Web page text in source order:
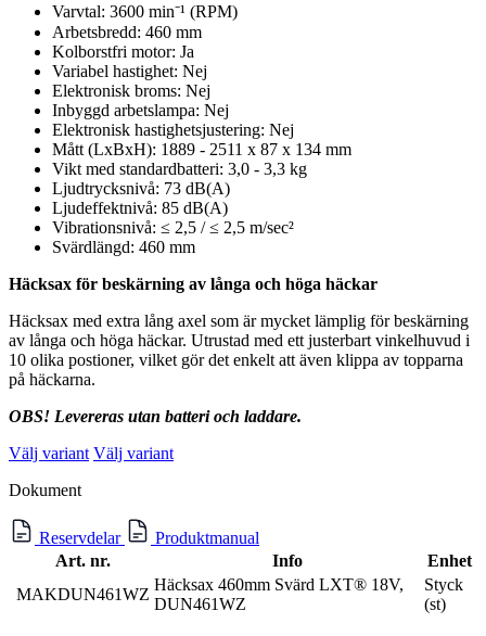
Varvtal: 3600 min⁻¹ (RPM)
Arbetsbredd: 460 mm
Kolborstfri motor: Ja
Variabel hastighet: Nej
Elektronisk broms: Nej
Inbyggd arbetslampa: Nej
Elektronisk hastighetsjustering: Nej
Mått (LxBxH): 1889 - 2511 x 87 x 134 mm
Vikt med standardbatteri: 3,0 - 3,3 kg
Ljudtrycksnivå: 73 dB(A)
Ljudeffektnivå: 85 dB(A)
Vibrationsnivå: ≤ 2,5 / ≤ 2,5 m/sec²
Svärdlängd: 460 mm
Häcksax för beskärning av långa och höga häckar
Häcksax med extra lång axel som är mycket lämplig för beskärning
av långa och höga häckar. Utrustad med ett justerbart vinkelhuvud i
10 olika postioner, vilket gör det enkelt att även klippa av topparna
på häckarna.
OBS! Levereras utan batteri och laddare.
Välj variant Välj variant
Dokument
Reservdelar
Produktmanual
Art. nr.
Info
Enhet
MAKDUN461WZ
Häcksax 460mm Svärd LXT® 18V,
DUN461WZ
Styck
(st)